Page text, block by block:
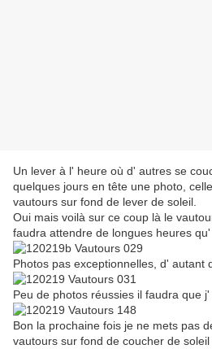
Un lever à l' heure où d' autres se
quelques jours en tête une photo,
vautours sur fond de lever de soleil.
Oui mais voilà sur ce coup là le
faudra attendre de longues heures
Photos pas exceptionnelles, d' autant
Peu de photos réussies il faudra que
Bon la prochaine fois je ne mets pas
vautours sur fond de coucher de soleil